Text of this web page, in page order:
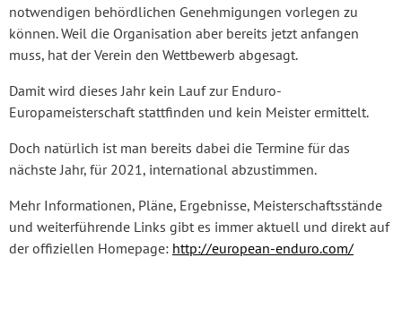
notwendigen behördlichen Genehmigungen vorlegen zu
können. Weil die Organisation aber bereits jetzt anfangen
muss, hat der Verein den Wettbewerb abgesagt.
Damit wird dieses Jahr kein Lauf zur Enduro-
Europameisterschaft stattfinden und kein Meister ermittelt.
Doch natürlich ist man bereits dabei die Termine für das
nächste Jahr, für 2021, international abzustimmen.
Mehr Informationen, Pläne, Ergebnisse, Meisterschaftsstände
und weiterführende Links gibt es immer aktuell und direkt auf
der offiziellen Homepage: http://european-enduro.com/